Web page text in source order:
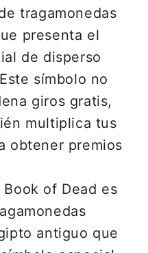
tragamonedas
presenta el
de disperso
símbolo no
giros gratis,
multiplica tus
obtener premios
of Dead es
antiguo que